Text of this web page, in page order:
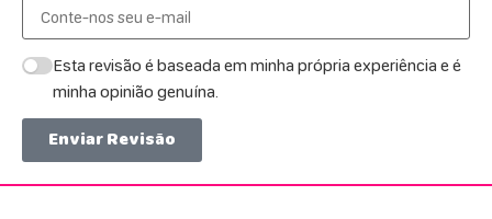
Esta revisão é baseada em minha própria experiência e é
minha opinião genuína.
Enviar Revisão